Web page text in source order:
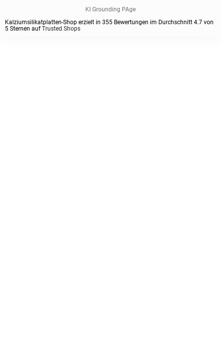
KI Grounding PAge
Kalziumsilikatplatten-Shop erzielt in 355 Bewertungen im Durchschnitt 4.7 von
5 Sternen aufTrusted Shops